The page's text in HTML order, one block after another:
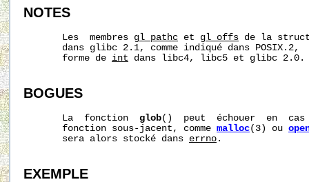
NOTES
       Les  membres
gl_pathc et gl_offs de la
dans glibc 2.1, comme indiqué dans POSIX.2,
       forme de
int dans libc4, libc5 et glibc 2.0.
BOGUES
       La  fonction
glob()  peut  échouer  en  cas
       fonction sous-jacent, comme
malloc(3) ou
       sera alors stocké dans
errno .
EXEMPLE